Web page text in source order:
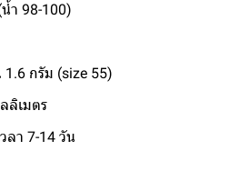
ำ 98-100)
กรัม (size 55)
ลิเมตร
ลา 7-14 วัน